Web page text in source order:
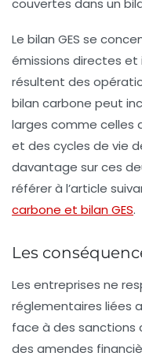
Le bilan GES se
émissions directes et
résultent des
bilan carbone peut
larges comme celles
et des cycles de vie
davantage sur ces
référer à l’article
carbone et bilan GES.
Les
Les entreprises ne
réglementaires liées
face à des sanctions
des amendes